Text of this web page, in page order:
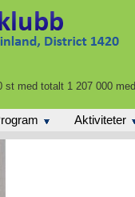
st med totalt 1 207 000
Aktiviteter